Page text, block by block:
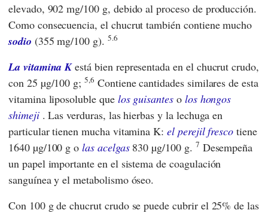
elevado, 902 mg/100 g, debido al proceso de producción.
Como consecuencia, el chucrut también contiene mucho
sodio (355 mg/100 g). 5.6
La vitamina Kestá bien representada en el chucrut crudo,
con 25 µg/100 g;5,6 Contiene cantidades similares de esta
vitamina liposoluble que los guisanteso los hongos
shimeji. Las verduras, las hierbas y la lechuga en
particular tienen mucha vitamina K:el perejil fresco tiene
1640 µg/100 g olas acelgas830 µg/100 g. 7 Desempeña
un papel importante en el sistema de coagulación
sanguínea y el metabolismo óseo.
Con 100 g de chucrut crudo se puede cubrir el 25% de las